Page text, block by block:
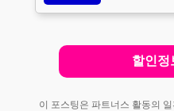
할인정
이 포스팅은 파트너스 활동의